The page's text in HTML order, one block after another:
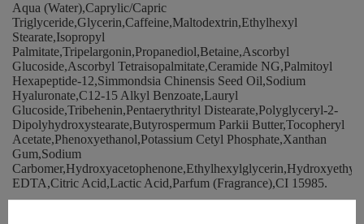
Aqua (Water),Caprylic/Capric
Triglyceride,Glycerin,Caffeine,Maltodextrin,Ethylhexyl
Stearate,Isopropyl
Palmitate,Tripelargonin,Propanediol,Betaine,Ascorbyl
Glucoside,Ascorbyl Tetraisopalmitate,Ceramide NG,Palmitoyl
Hexapeptide-12,Simmondsia Chinensis Seed Oil,Sodium
Hyaluronate,C12-15 Alkyl Benzoate,Lauryl
Glucoside,Tribehenin,Pentaerythrityl Distearate,Polyglyceryl-2-
Dipolyhydroxystearate,Butyrospermum Parkii Butter,Tocopheryl
Acetate,Phenoxyethanol,Potassium Cetyl Phosphate,Xanthan
Gum,Sodium
EDTA,Citric Acid,Lactic Acid,Parfum (Fragrance),CI 15985.